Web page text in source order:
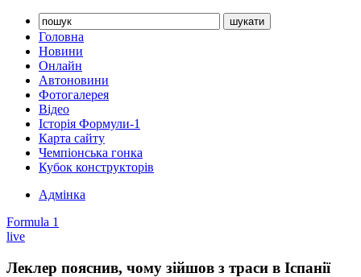
Головна
Новини
Онлайн
Автоновини
Фотогалерея
Відео
Історія Формули-1
Карта сайту
Чемпіонська гонка
Кубок конструкторів
Адмінка
Formula 1
live
Леклер пояснив, чому зійшов з траси в Іспанії